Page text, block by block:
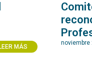
LEER MÁS
noviembre